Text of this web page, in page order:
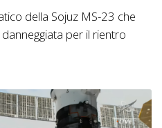
della Sojuz MS-23 che
per il rientro